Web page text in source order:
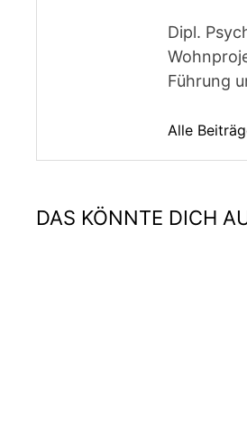
Dipl.
Führung
Alle
DAS KÖNNTE DICH